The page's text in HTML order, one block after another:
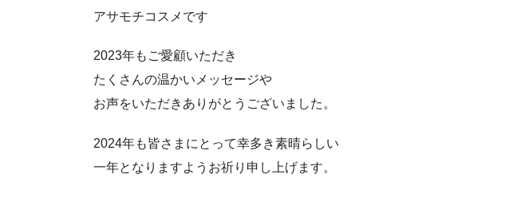
アサモチコスメです
2023年もご愛顧いただき
たくさんの温かいメッセージや
お声をいただきありがとうございました。
2024年も皆さまにとって幸多き素晴らしい
一年となりますようお祈り申し上げます。